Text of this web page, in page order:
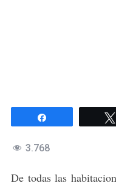
3.768
De todas las